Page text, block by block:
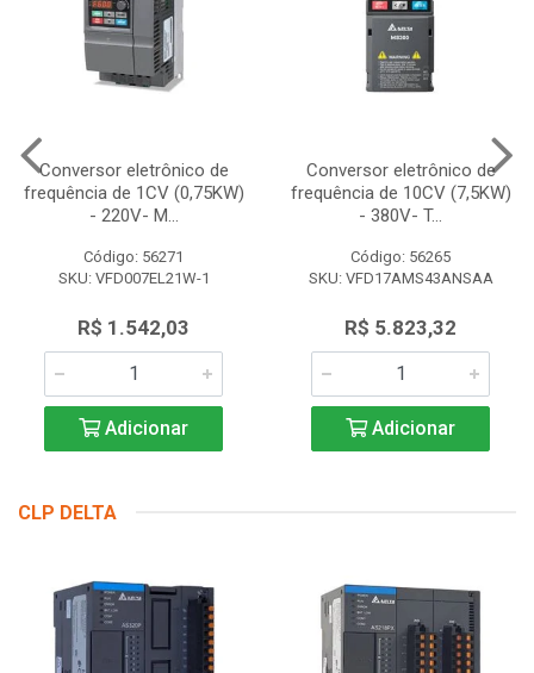
Conversor eletrônico de
frequência de 1CV (0,75KW)
- 220V- M...
Código: 56271
SKU: VFD007EL21W-1
R$ 1.542,03
Adicionar
Conversor eletrônico de
frequência de 10CV (7,5KW)
- 380V- T...
Código: 56265
SKU: VFD17AMS43ANSAA
R$ 5.823,32
Adicionar
CLP DELTA